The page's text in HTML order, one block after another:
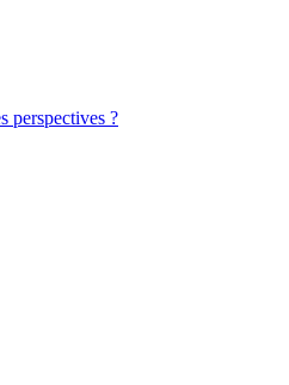
perspectives ?